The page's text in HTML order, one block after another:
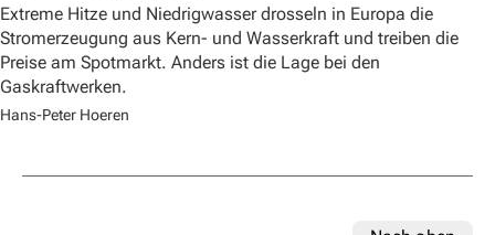
Extreme Hitze und Niedrigwasser drosseln in Europa die
Stromerzeugung aus Kern- und Wasserkraft und treiben die
Preise am Spotmarkt. Anders ist die Lage bei den
Gaskraftwerken.
Hans-Peter Hoeren